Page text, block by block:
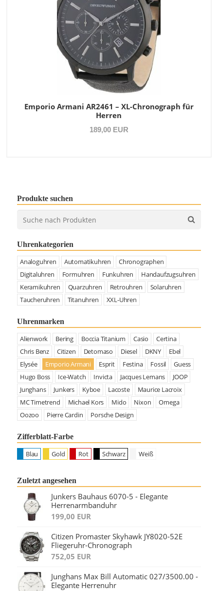
Emporio Armani AR2461 – XL-Chronograph für
Herren
189,00 EUR
Produkte suchen
Uhrenkategorien
Analoguhren Automatikuhren
Chronographen
Digitaluhren
Formuhren Funkuhren
Handaufzugsuhren
Keramikuhren
Quarzuhren Retrouhren
Solaruhren
Taucheruhren
Titanuhren XXL-Uhren
Uhrenmarken
Alienwork Bering Boccia Titanium Casio
Certina
Chris Benz
Citizen Detomaso Diesel DKNY
Ebel
Elysée
Emporio Armani Esprit Festina Fossil
Guess
Hugo Boss
Ice-Watch Invicta Jacques Lemans
JOOP
Junghans
Junkers Kyboe Lacoste
Maurice Lacroix
MC Timetrend
Michael Kors Mido Nixon
Omega
Oozoo
Pierre Cardin Porsche Design
Zifferblatt-Farbe
Blau Gold Rot Schwarz Weiß
Zuletzt angesehen
Junkers Bauhaus 6070-5 - Elegante
Herrenarmbanduhr
199,00 EUR
Citizen Promaster Skyhawk JY8020-52E
Fliegeruhr-Chronograph
752,05 EUR
Junghans Max Bill Automatic 027/3500.00 -
Elegante Herrenuhr